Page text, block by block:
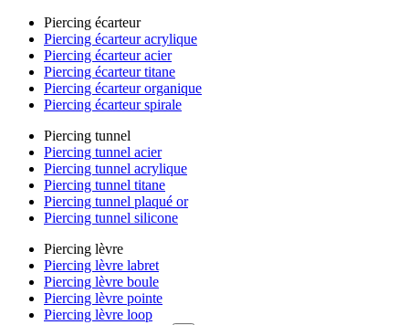
Piercing écarteur
Piercing écarteur acrylique
Piercing écarteur acier
Piercing écarteur titane
Piercing écarteur organique
Piercing écarteur spirale
Piercing tunnel
Piercing tunnel acier
Piercing tunnel acrylique
Piercing tunnel titane
Piercing tunnel plaqué or
Piercing tunnel silicone
Piercing lèvre
Piercing lèvre labret
Piercing lèvre boule
Piercing lèvre pointe
Piercing lèvre loop